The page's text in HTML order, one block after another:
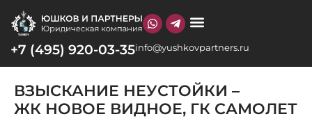
+7 (495) 920-03-35info@yushkovpartners.ru
ВЗЫСКАНИЕ НЕУСТОЙКИ –
ЖК НОВОЕ ВИДНОЕ, ГК САМОЛЕТ